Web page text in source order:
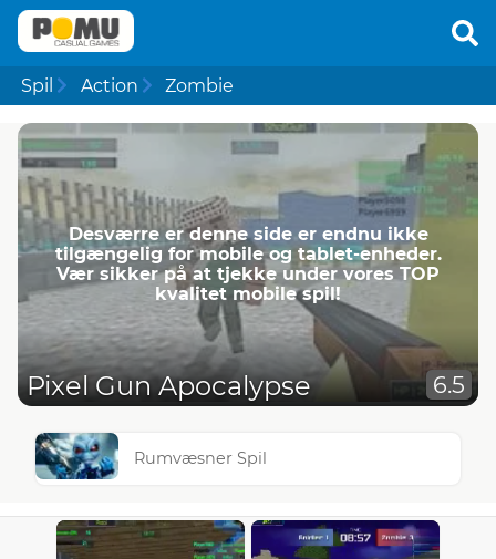
Spil Action Zombie
Desværre er denne side er endnu ikke
tilgængelig for mobile og tablet-enheder.
Vær sikker på at tjekke under vores TOP
kvalitet mobile spil!
Pixel Gun Apocalypse 6.5
Rumvæsner Spil